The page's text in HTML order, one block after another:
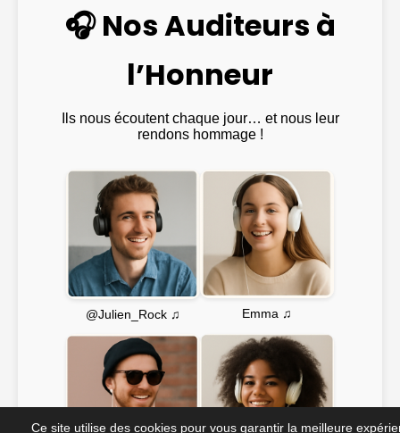
🎧 Nos Auditeurs à
l’Honneur
Ils nous écoutent chaque jour… et nous leur
rendons hommage !
@Julien_Rock ♫ Emma ♫
Ce site utilise des cookies pour vous garantir la meilleure